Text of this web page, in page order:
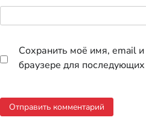
Сохранить моё имя, email и
браузере для